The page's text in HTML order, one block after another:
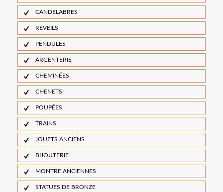
CANDELABRES
REVEILS
PENDULES
ARGENTERIE
CHEMINÉES
CHENETS
POUPÉES
TRAINS
JOUETS ANCIENS
BIJOUTERIE
MONTRE ANCIENNES
STATUES DE BRONZE